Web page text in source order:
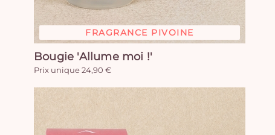
FRAGRANCE PIVOINE
Bougie 'Allume moi !'
Prix unique 24,90 €